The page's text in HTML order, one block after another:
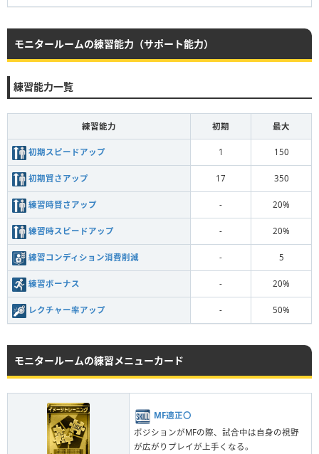
モニタールームの練習能力（サポート能力）
練習能力一覧
練習能力 初期 最大
初期スピードアップ 1 150
初期賢さアップ 17 350
練習時賢さアップ - 20%
練習時スピードアップ - 20%
練習コンディション消費削減 - 5
練習ボーナス - 20%
レクチャー率アップ - 50%
モニタールームの練習メニューカード
MF適正〇
ポジションがMFの際、試合中は自身の視野
が広がりプレイが上手くなる。